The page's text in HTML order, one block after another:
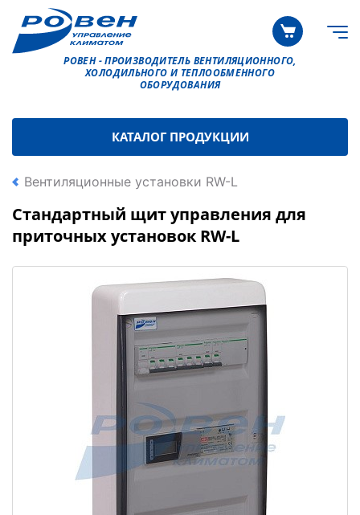
РОВЕН - ПРОИЗВОДИТЕЛЬ ВЕНТИЛЯЦИОННОГО,
ХОЛОДИЛЬНОГО И ТЕПЛООБМЕННОГО
ОБОРУДОВАНИЯ
КАТАЛОГ ПРОДУКЦИИ
Вентиляционные установки RW-L
Стандартный щит управления для
приточных установок RW-L